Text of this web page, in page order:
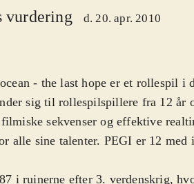
vurdering d. 20. apr. 2010
- the last hope er et rollespil i
sig til rollespilspillere fra 12 år
sekvenser og effektive
alle sine talenter. PEGI er 12 med
i ruinerne efter 3. verdenskrig,